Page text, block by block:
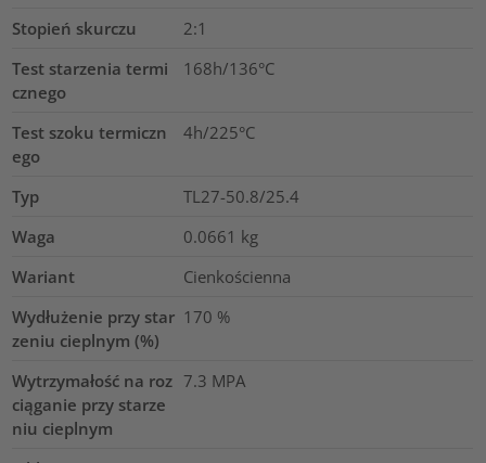
Stopień skurczu
2:1
Test starzenia termi
cznego
168h/136°C
Test szoku termiczn
ego
4h/225°C
Typ
TL27-50.8/25.4
Waga
0.0661 kg
Wariant
Cienkościenna
Wydłużenie przy star
zeniu cieplnym (%)
170 %
Wytrzymałość na roz
ciąganie przy starze
niu cieplnym
7.3 MPA